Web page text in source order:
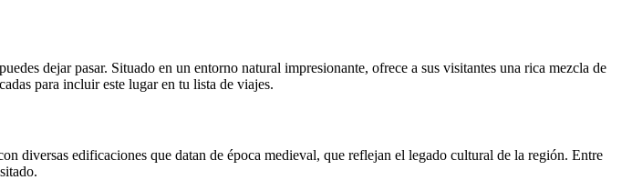
dejar pasar. Situado en un entorno natural impresionante, ofrece a sus visitantes una rica mezcla de
para incluir este lugar en tu lista de viajes.
diversas edificaciones que datan de época medieval, que reflejan el legado cultural de la región. Entre